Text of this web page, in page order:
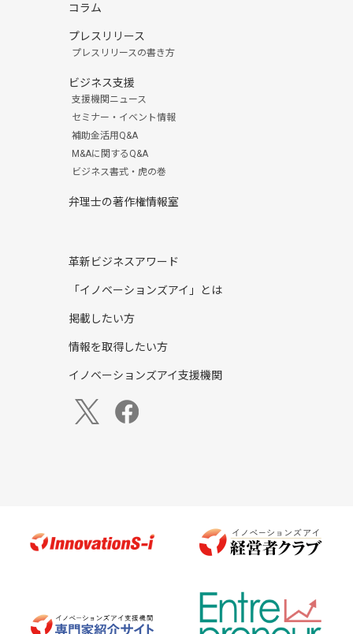
コラム
プレスリリース
プレスリリースの書き方
ビジネス支援
支援機関ニュース
セミナー・イベント情報
補助金活用Q&A
M&Aに関するQ&A
ビジネス書式・虎の巻
弁理士の著作権情報室
革新ビジネスアワード
「イノベーションズアイ」とは
掲載したい方
情報を取得したい方
イノベーションズアイ支援機関